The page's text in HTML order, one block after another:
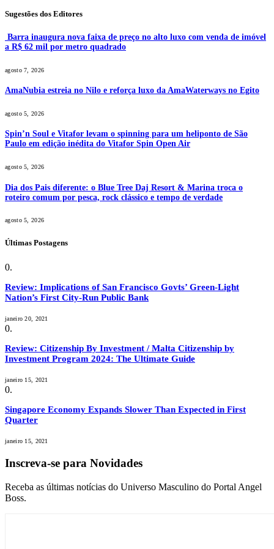
Sugestões dos Editores
Barra inaugura nova faixa de preço no alto luxo com venda de imóvel
a R$ 62 mil por metro quadrado
agosto 7, 2026
AmaNubia estreia no Nilo e reforça luxo da AmaWaterways no Egito
agosto 5, 2026
Spin’n Soul e Vitafor levam o spinning para um heliponto de São
Paulo em edição inédita do Vitafor Spin Open Air
agosto 5, 2026
Dia dos Pais diferente: o Blue Tree Daj Resort & Marina troca o
roteiro comum por pesca, rock clássico e tempo de verdade
agosto 5, 2026
Últimas Postagens
Review: Implications of San Francisco Govts’ Green-Light
Nation’s First City-Run Public Bank
janeiro 20, 2021
Review: Citizenship By Investment / Malta Citizenship by
Investment Program 2024: The Ultimate Guide
janeiro 15, 2021
Singapore Economy Expands Slower Than Expected in First
Quarter
janeiro 15, 2021
Inscreva-se para Novidades
Receba as últimas notícias do Universo Masculino do Portal Angel
Boss.